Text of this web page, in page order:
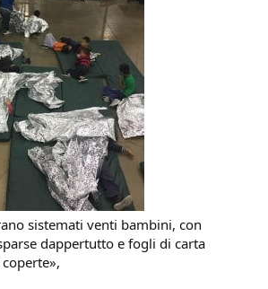
sistemati venti bambini, con
dappertutto e fogli di carta